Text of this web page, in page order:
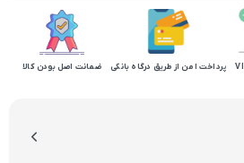
پرداخت امن از طریق درگاه بانکی ضمانت اصل بودن کالا